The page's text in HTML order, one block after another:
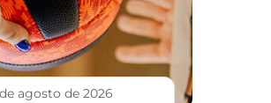
agosto de 2026